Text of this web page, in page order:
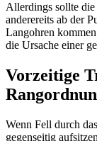
Allerdings sollte die
anderereits ab der
Langohren
die Ursache einer
Vorzeitige
Wenn Fell durch
gegenseitig